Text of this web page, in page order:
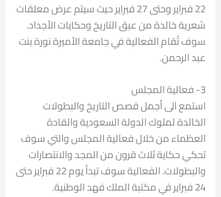
22 فبراير وحتى 27 فبراير حيث سيتم عرض معلقات
شعرية خالدة من عبق التاريخ وحكايات الأجداد.
سوف تُقام الفعالية في جامعة الأميرة نورة بنت
عبد الرحمن.
3- فعالية المجلس
استمع الى أجمل قصص التاريخ والبطولات
الخالدة لملوك الدولة السعودية والقادة
العظماء من خلال فعالية المجلس والتي سوف
تحكي حكاية ثلاث قرون من المجد والانتصارات
والبطولات. الفعالية سوف تبدأ يوم 22 فبراير حتى
24 فبراير في مكتبة الملك فهد الوطنية.